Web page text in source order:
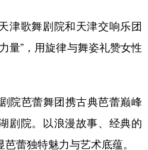
歌舞剧院和天津交响乐团
量”，用旋律与舞姿礼赞女性
芭蕾舞团携古典芭蕾巅峰
剧院。以浪漫故事、经典的
蕾独特魅力与艺术底蕴。